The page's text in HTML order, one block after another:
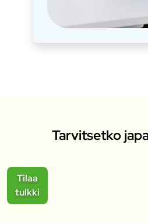
Tarvitsetko
Tilaa
tulkki